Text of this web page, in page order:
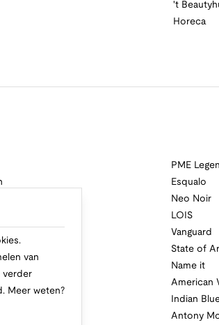
't
Horeca
PME
Esqualo
Neo Noir
LOIS
Vanguard
State of
Name it
American
Indian
Antony
van
verder
Meer weten?